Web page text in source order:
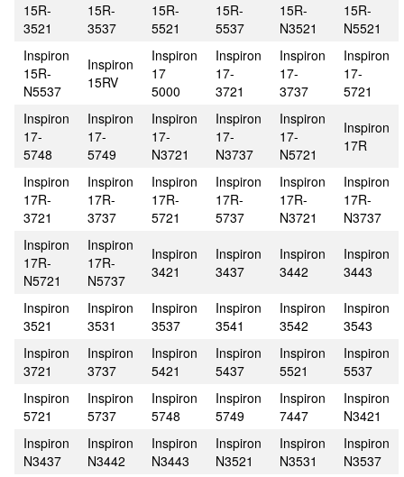
15R-
3521
15R-
3537
15R-
5521
15R-
5537
15R-
N3521
15R-
N5521
Inspiron
15R-
N5537
Inspiron
15RV
Inspiron
17
5000
Inspiron
17-
3721
Inspiron
17-
3737
Inspiron
17-
5721
Inspiron
17-
5748
Inspiron
17-
5749
Inspiron
17-
N3721
Inspiron
17-
N3737
Inspiron
17-
N5721
Inspiron
17R
Inspiron
17R-
3721
Inspiron
17R-
3737
Inspiron
17R-
5721
Inspiron
17R-
5737
Inspiron
17R-
N3721
Inspiron
17R-
N3737
Inspiron
17R-
N5721
Inspiron
17R-
N5737
Inspiron
3421
Inspiron
3437
Inspiron
3442
Inspiron
3443
Inspiron
3521
Inspiron
3531
Inspiron
3537
Inspiron
3541
Inspiron
3542
Inspiron
3543
Inspiron
3721
Inspiron
3737
Inspiron
5421
Inspiron
5437
Inspiron
5521
Inspiron
5537
Inspiron
5721
Inspiron
5737
Inspiron
5748
Inspiron
5749
Inspiron
7447
Inspiron
N3421
Inspiron
N3437
Inspiron
N3442
Inspiron
N3443
Inspiron
N3521
Inspiron
N3531
Inspiron
N3537